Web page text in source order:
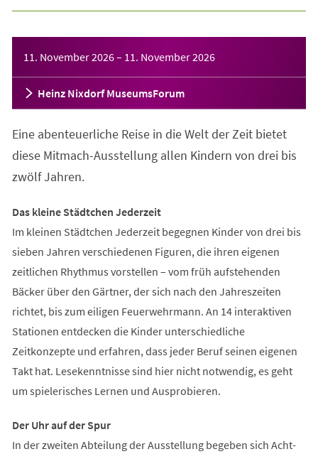
11. November 2026– 11. November 2026
Heinz Nixdorf MuseumsForum
Eine abenteuerliche Reise in die Welt der Zeit bietet
diese Mitmach-Ausstellung allen Kindern von drei bis
zwölf Jahren.
Das kleine Städtchen Jederzeit
Im kleinen Städtchen Jederzeit begegnen Kinder von drei bis
sieben Jahren verschiedenen Figuren, die ihren eigenen
zeitlichen Rhythmus vorstellen – vom früh aufstehenden
Bäcker über den Gärtner, der sich nach den Jahreszeiten
richtet, bis zum eiligen Feuerwehrmann. An 14 interaktiven
Stationen entdecken die Kinder unterschiedliche
Zeitkonzepte und erfahren, dass jeder Beruf seinen eigenen
Takt hat. Lesekenntnisse sind hier nicht notwendig, es geht
um spielerisches Lernen und Ausprobieren.
Der Uhr auf der Spur
In der zweiten Abteilung der Ausstellung begeben sich Acht-